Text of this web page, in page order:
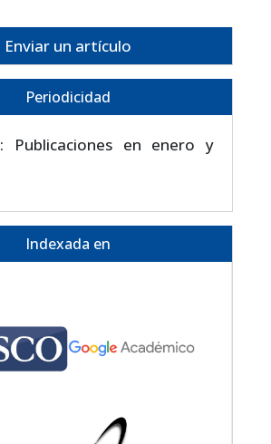
Enviar un artículo
Periodicidad
: Publicaciones en enero y
Indexada en